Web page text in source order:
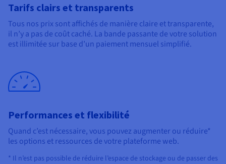
Tarifs clairs et transparents
Tous nos prix sont affichés de manière claire et transparente,
il n’y a pas de coût caché. La bande passante de votre solution
est illimitée sur base d’un paiement mensuel simplifié.
Performances et flexibilité
Quand c’est nécessaire, vous pouvez augmenter ou réduire*
les options et ressources de votre plateforme web.
* Il n’est pas possible de réduire l’espace de stockage ou de passer des